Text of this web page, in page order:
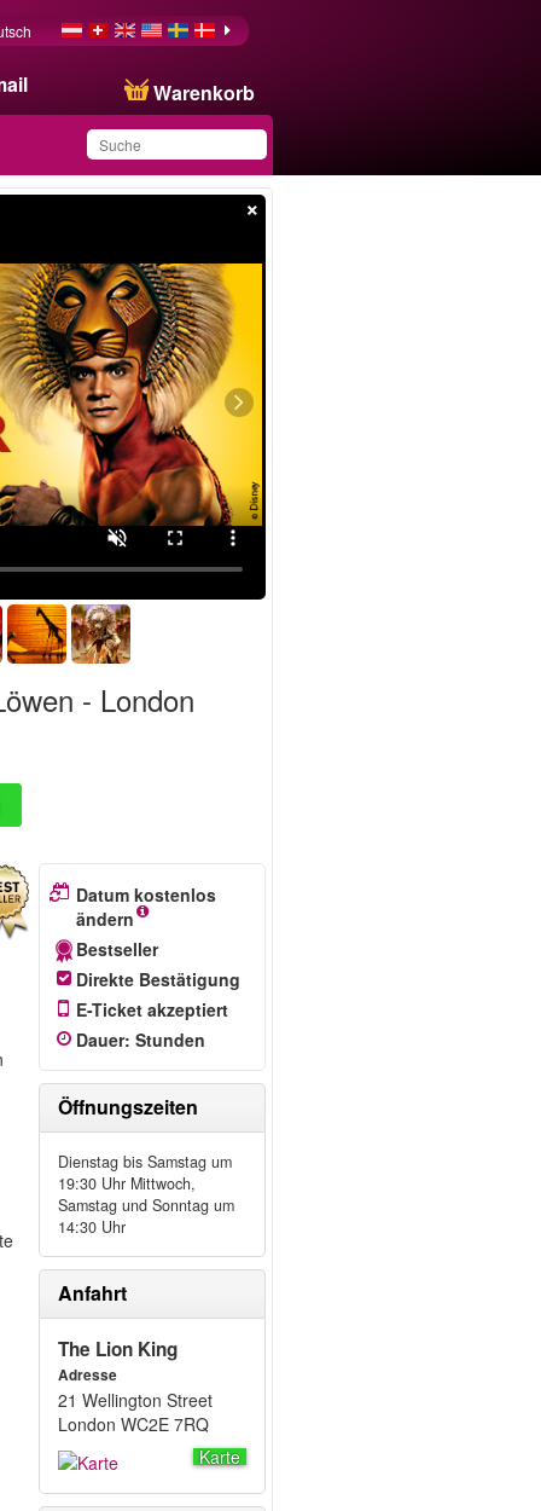
Warenkorb
gespeichert
×
- London
Datum kostenlos
ändern
Bestseller
Direkte Bestätigung
E-Ticket akzeptiert
Dauer: Stunden
Öffnungszeiten
Dienstag bis Samstag um
19:30 Uhr Mittwoch,
Samstag und Sonntag um
14:30 Uhr
Anfahrt
The Lion King
Adresse
21 Wellington Street
London WC2E 7RQ
Karte